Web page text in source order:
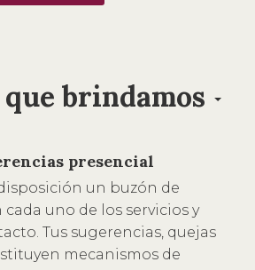
brindamos
presencial
un buzón de
uno de los servicios y
Tus sugerencias, quejas
mecanismos de